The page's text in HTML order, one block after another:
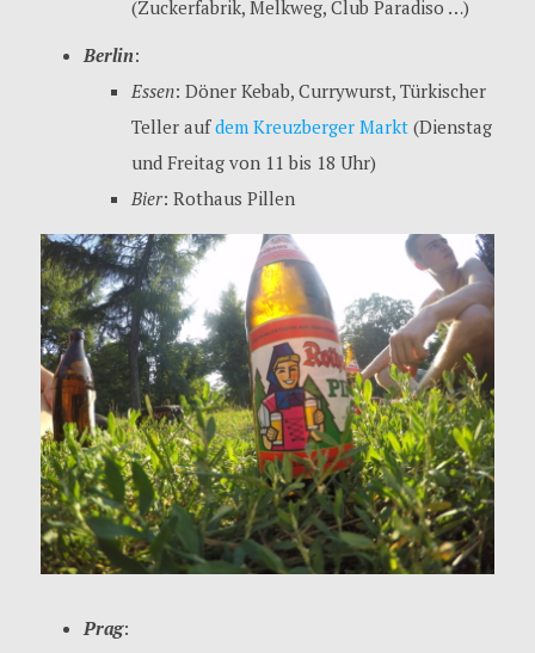
(Zuckerfabrik, Melkweg, Club Paradiso …)
Berlin:
Essen: Döner Kebab, Currywurst, Türkischer
Teller aufdem Kreuzberger Markt(Dienstag
und Freitag von 11 bis 18 Uhr)
Bier: Rothaus Pillen
Prag: